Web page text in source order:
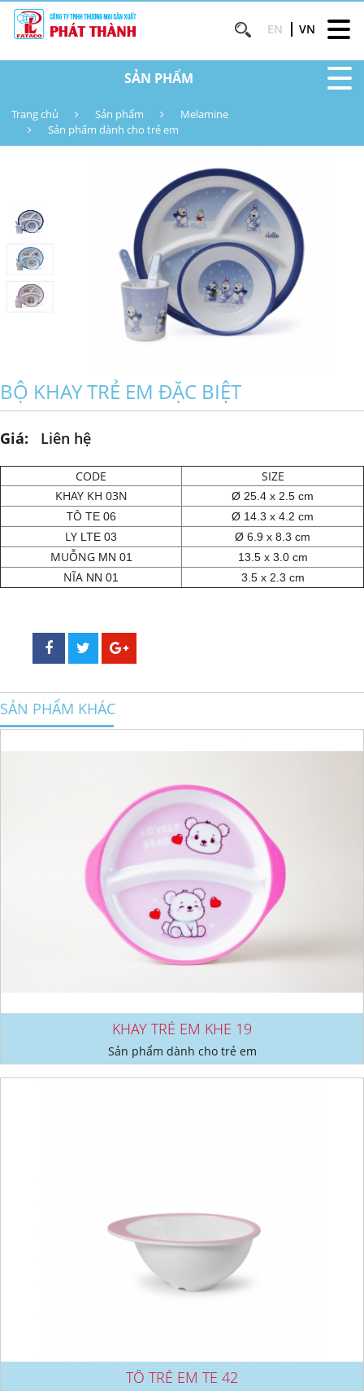
EN VN
SẢN PHẨM
Trang chủ Sản phẩm
Melamine
Sản phẩm dành cho trẻ em
BỘ KHAY TRẺ EM ĐẶC BIỆT
Giá: Liên hệ
CODE
SIZE
KHAY KH 03N
Ø 25.4 x 2.5 cm
TÔ TE 06 Ø 14.3 x 4.2 cm
LY LTE 03 Ø 6.9 x 8.3 cm
MUỖNG MN 01 13.5 x 3.0 cm
NĨA NN 01 3.5 x 2.3 cm
SẢN PHẨM KHÁC
KHAY TRẺ EM KHE 19
Sản phẩm dành cho trẻ em
TÔ TRẺ EM TE 42